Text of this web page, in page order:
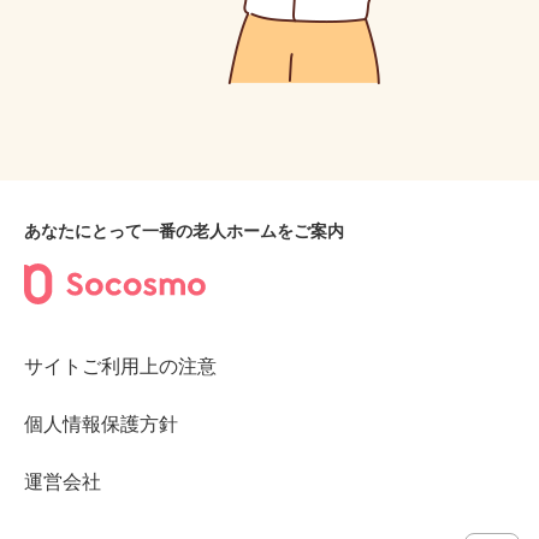
あなたにとって一番の老人ホームをご案内
サイトご利用上の注意
個人情報保護方針
運営会社